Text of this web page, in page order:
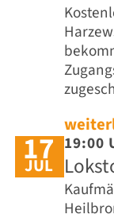
17
JUL
19:00